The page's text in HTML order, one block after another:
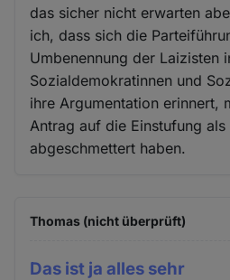
das sicher nicht erwarten
ich, dass sich die
Umbenennung der Laizisten
Sozialdemokratinnen und
ihre Argumentation erinnert,
Antrag auf die Einstufung
abgeschmettert haben.
Thomas (nicht überprüft)
Das ist ja alles sehr